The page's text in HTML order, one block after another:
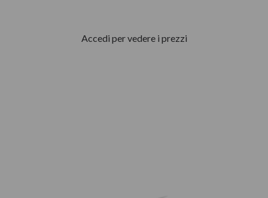
Accedi per vedere i prezzi